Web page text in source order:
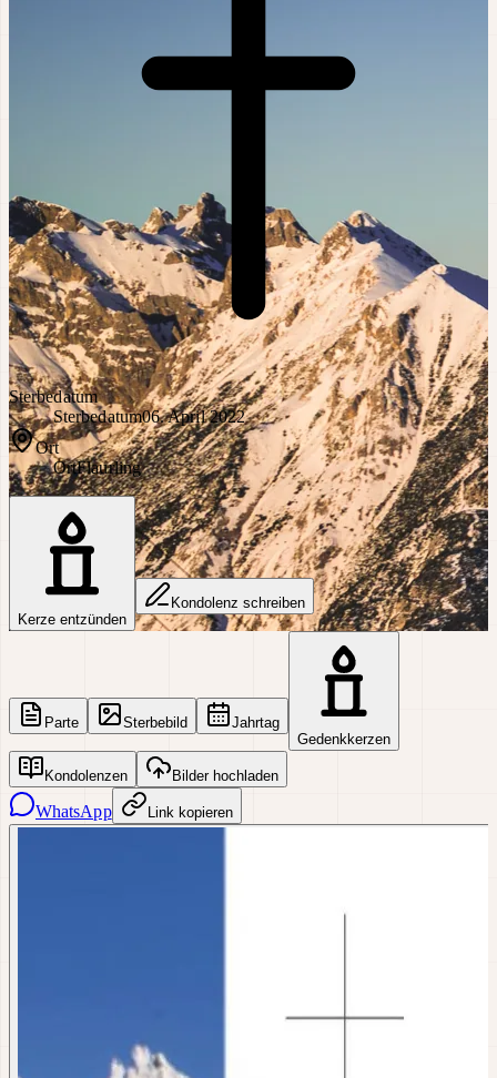
Sterbedatum
Sterbedatum06. April 2022
Ort
OrtFlaurling
Kerze entzünden
Kondolenz schreiben
Parte Sterbebild
Jahrtag
Gedenkkerzen
Kondolenzen Bilder hochladen
WhatsApp Link kopieren